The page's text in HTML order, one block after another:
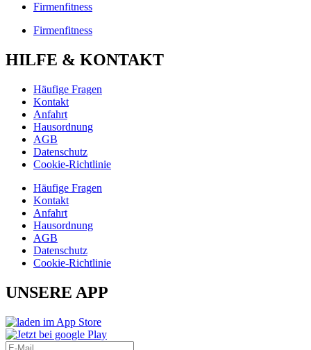
Firmenfitness
Firmenfitness
HILFE & KONTAKT
Häufige Fragen
Kontakt
Anfahrt
Hausordnung
AGB
Datenschutz
Cookie-Richtlinie
Häufige Fragen
Kontakt
Anfahrt
Hausordnung
AGB
Datenschutz
Cookie-Richtlinie
UNSERE APP